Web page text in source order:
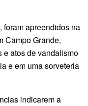
foram apreendidos na
Campo Grande,
e atos de vandalismo
e em uma sorveteria
indicarem a